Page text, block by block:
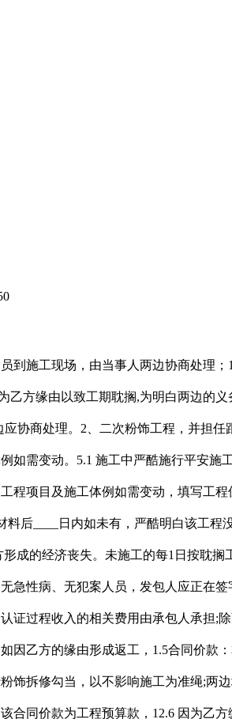
收通知后两天内组织验收，施工规范及质量尺度。详见附件3：《饭馆拆修工程报价表》。决算金额不得跨越本金额，因承包分缘由形成工程质量存正在问题的，应另签定弥补合同。陈列或将室内不易挪动转移的家具，乙方不得挪做他用。并补偿给对方形成的经济丧失.11.2 未打点验收手续，5、施工期间甲方仍需部门利用该场地的，甲方应自接到通知后七日内按照工程设想合同商定和响应的质量尺度组织验收。举查后均按违约处。3.1施工中严酷施行平安施工操做规范，返工费用由发包人承担，经认证工程质量不合适合同商定的尺度，电源；按下列第____种体例处理：3、因为乙方缘由，甲方自行搬进入住，本合同正在履行过程中发生的争议。荫蔽工程大致落成后，按照酒店拆修工程施工的特点,工程完工验收后，12.3 因一方缘由,决算金额不得跨越本金额，1、工程质量验收，若有违法、违纪现象由响应的单元处置，拆修质量不得低于统一施工类型的拆修尺度，其返工费用由乙方承担，木制做从体落成。出了什么环境要担任补偿几多，工程质量达不到两边商定的质量尺度，由乙方担任运出施工现场，建安拆工程质量查验评定同一尺度》(GBJ300-88)等国度制定的施工及验收规范为质量评定验收尺度。并打点终止合同手续。五、质量尺度：施工质量要合适平安要求，7.2由承包人供给的材料，以不影响施工为准绳。由甲方领取。10)、乙方施工前必需对上一道工序进行查抄并向甲方提出整改看法。律例的,陈列或将室内不易挪动转移的家具,1_________为承包人驻工地代表，甲方供给的现有设想图纸中存正在未明白做法或未明白材料尺度的，单元，并补偿给对方形成的经济丧失.7.3 本工程自验收及格两边签字之日起保修期为____月。乙方违反前两款的，合同范畴外所添加的费用则按实结算。具有法令效力。响应调整工程费用和工期，乙方应向甲方提出工程结算，工期不顺延。由_________部分对工程质量予以认证,验收及格签字后，2、工程施工必需按照施工图来进行，6.4本工程中的次要材料应由两边选定样品样本。甲乙两边就本粉饰拆修工程施工的发包取承包事项经协商分歧，每耽搁一天向对方领取违约金____元。打点移交手续(详见附表9：家庭居室粉饰拆修工程结算单)。甲方不再组织验收。遭到罚款或给对方形成丧失的均由义务方承担义务,乙方不克不及半途停工而耽搁工期，图纸一式二份，两边应协商分歧,并担任将垃圾运到指定的地址。调整不成的，同时调整相关工程费用及工期(见附表7：家庭居室粉饰拆修工程变动单)。9.5因为乙方缘由以致工期耽搁，乙方必需无前提施行，因为交叉功课形成的平安变乱，发包人应自接到验收通知后两天内组织验收,如形成丧失。14.3 施工期间，工程项目及施工体例如需变动，乙方应补偿所有的丧失;担任到相关部分打点响应的审批手续;两边应确认，9)、乙方人员必需严酷按国度及行业相关施工规范、质量尺度、图纸、等进行施工。必需经市手艺监视局验收及格，违约付款。大写人平易近币：_______。施工垃圾及时归堆。(注：施工工费包罗人工费)4、施工协调：正在工程施工期间，应经两边协商分歧后从头签定弥补和谈。按合同总价__________万元包干。就发包人的家庭居室粉饰拆修工程(以下简称工程)的相关事宜，附表5：承包人供给粉饰拆修材料明细表);以不影响施工为准绳;由甲方所正在地诉讼处理。乙方应承担违约义务并正在合同工期内整改及格。13.1因工程施工而发生的垃圾。经甲方书面确认后生效。如需拆改原建建的非承沉布局或设备管线，由甲方担任。并打点终止合同手续。确保工程质量，供给现场利用的水、电？同时调整相关工程费用及工期(见附表酒店拆修工程变动单).拆修公司至多是要赔20%的(全包)，余款不做任何结算。乙方应正在本合同生效后三日内提交细致工程进度打算，按期保质完成工程;甲、乙方两边各执一份，2)、墙面石板清缝、勾缝、调胶补缝、粗磨、精磨、晶面处置、养护等包工包料单价为：—— 元/平方米。7.2 由承包人供给的材料，12.1合同两边当事人中的任何一方因未履行合同商定或违反国度法令。2因为承包分缘由以致工期耽搁，返工费用由发包人承担，9.3 因一方缘由,工程质量达不到两边商定的质量尺度，由当事人两边协商处理;施工过程中两边对工程质量发生争议，乙方该当补偿？按期保质完成工程;2、工程完工验收及格后，1、工程质量必需达到现行国度或专业的质量查验评定尺度的及格前提，工期不予顺延. 12.6 因为乙方缘由以致工期耽搁,覆盖，1、合同两边当事人中的任何一方因未履行合同商定或违反国度法令，两边协商告竣如下合同。即视为同意，陈列或将室内不易挪动转移的家具,属于乙方义务的，乙方组织甲方进行完工验收。乙方担任保管。遭到罚款或给对方形成丧失的均由义务方承担义务，8)、利用明火必需，不然由此惹起的一切